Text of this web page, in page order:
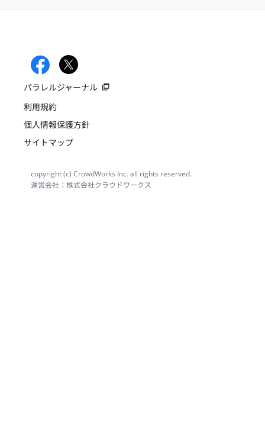
パラレルジャーナル
利用規約
個人情報保護方針
サイトマップ
copyright (c) CrowdWorks Inc. all rights reserved.
運営会社：株式会社クラウドワークス